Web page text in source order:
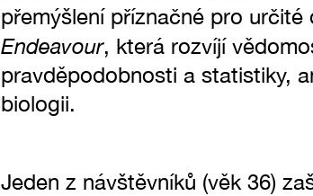
přemýšlení příznačné pro
Endeavour, která rozvíjí
pravděpodobnosti a statistiky,
biologii.
Jeden z návštěvníků (věk 36)